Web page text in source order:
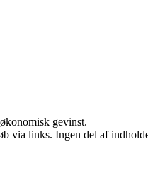
gevinst.
via links. Ingen del af